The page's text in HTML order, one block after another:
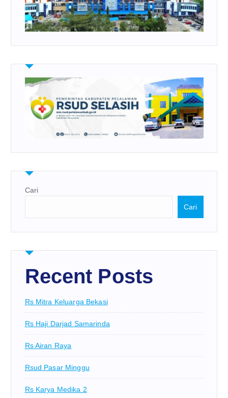
Cari
Cari
Recent Posts
Rs Mitra Keluarga Bekasi
Rs Haji Darjad Samarinda
Rs Airan Raya
Rsud Pasar Minggu
Rs Karya Medika 2